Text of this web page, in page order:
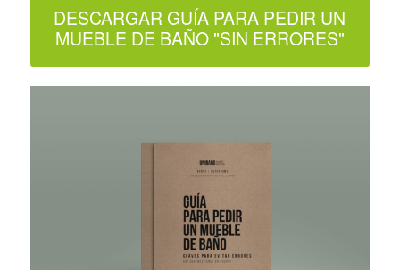
DESCARGAR GUÍA PARA PEDIR UN
MUEBLE DE BAÑO "SIN ERRORES"